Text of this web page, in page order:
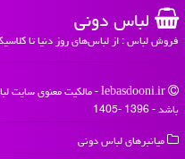
لباس دونی
فروش لباس : از لباس‌های روز دنیا تا
باشد - 1396 -1405
میانبرهای لباس دونی